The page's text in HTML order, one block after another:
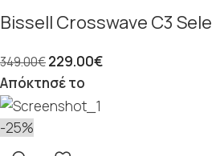
Bissell Crosswave C3
349.00€229.00€
Απόκτησέ το
-25%